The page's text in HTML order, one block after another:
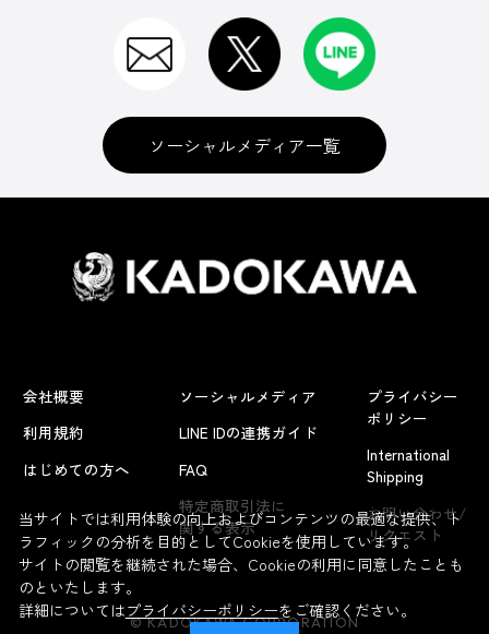
よくあるお問い合わせ
ソーシャルメディア一覧
会社概要
利用規約
はじめての方へ
ソーシャルメディア
LINE IDの連携ガイド
FAQ
特定商取引法に
関する表示
プライバシー
ポリシー
International
Shipping
お問い合わせ/
リクエスト
© KADOKAWA CORPORATION
当サイトでは利用体験の向上およびコンテンツの最適な提供、ト
ラフィックの分析を目的としてCookieを使用しています。
サイトの閲覧を継続された場合、Cookieの利用に同意したことも
のといたします。
詳細についてはプライバシーポリシーをご確認ください。